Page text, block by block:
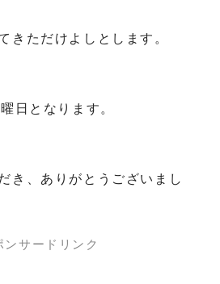
きただけよしとします。
日となります。
き、ありがとうございまし
ンサードリンク